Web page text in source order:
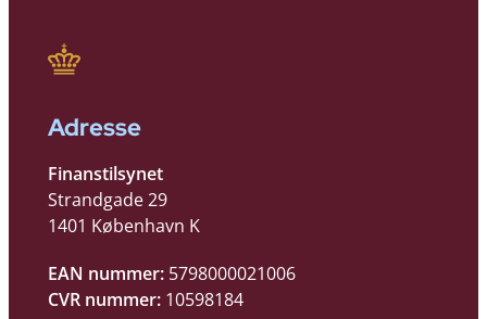
Adresse
Finanstilsynet
Strandgade 29
1401 København K
EAN nummer: 5798000021006
CVR nummer: 10598184